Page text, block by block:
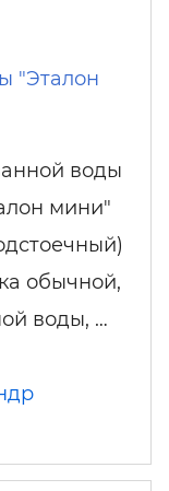
"Эталон
воды
мини"
обычной,
воды, …